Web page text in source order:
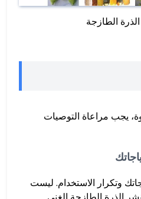
الطازجة
يجب مراعاة التوصيات
وتكرار الاستخدام. ليست